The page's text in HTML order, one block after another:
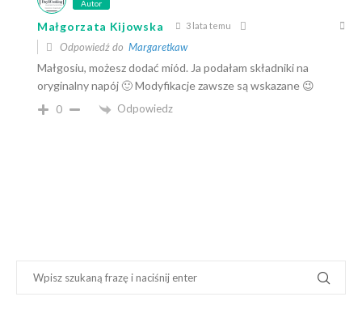
Autor
Małgorzata Kijowska 3 lata temu
Odpowiedź do Margaretkaw
Małgosiu, możesz dodać miód. Ja podałam składniki na
oryginalny napój 🙂 Modyfikacje zawsze są wskazane 😉
0 Odpowiedz